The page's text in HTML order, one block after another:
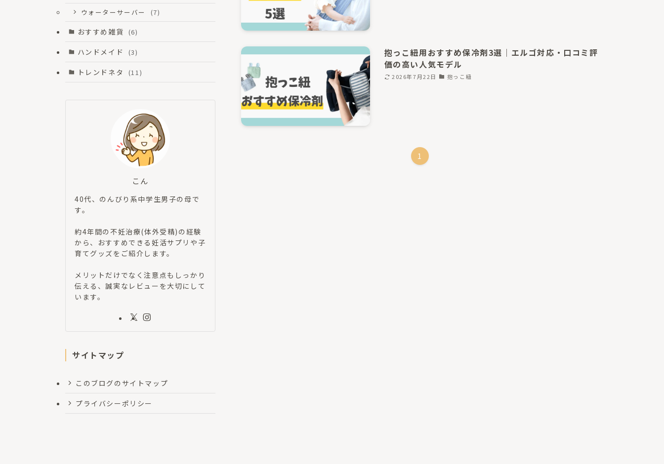
抱っこ紐用おすすめ保冷剤3選｜エルゴ対応・口コミ評
価の高い人気モデル
2026年7月22日 抱っこ紐
1
ウォーターサーバー
(7)
おすすめ雑貨 (6)
ハンドメイド (3)
トレンドネタ (11)
こん
40代、のんびり系中学生男子の母で
す。
約4年間の不妊治療(体外受精)の経験
から、おすすめできる妊活サプリや子
育てグッズをご紹介します。
メリットだけでなく注意点もしっかり
伝える、誠実なレビューを大切にして
います。
サイトマップ
このブログのサイトマップ
プライバシーポリシー